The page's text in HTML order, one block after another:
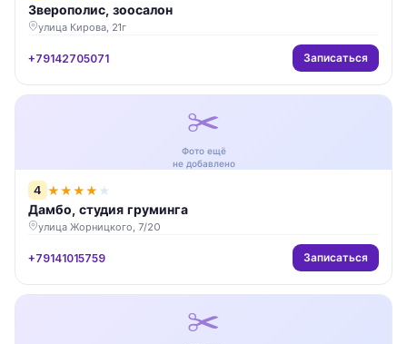
Зверополис, зоосалон
улица Кирова, 21г
+79142705071 Записаться
✂️
Фото ещё
не добавлено
4 ★★★★ ★
Дамбо, студия груминга
улица Жорницкого, 7/20
+79141015759 Записаться
✂️